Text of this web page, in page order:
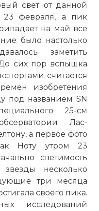
свет от данной
февраля, а пик
на май все
было настолько
заметить
сих пор вспышка
считается
изобретения
под названием SN
25-см
Лас-
а первое фото
Ноту утром 23
светимость
несколько
три месяца
своего пика.
исследований